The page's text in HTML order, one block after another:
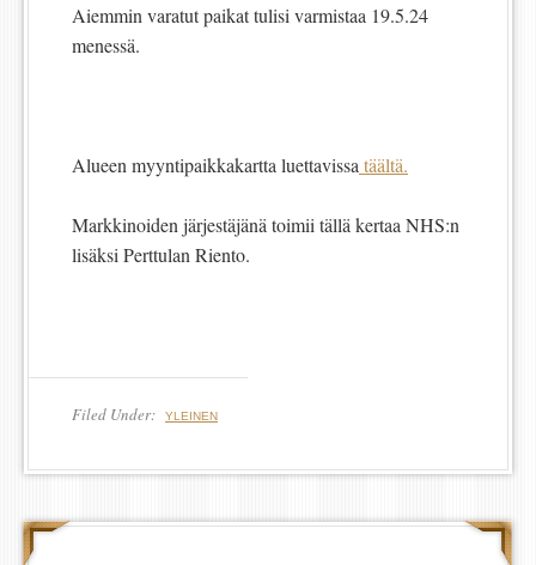
Aiemmin varatut paikat tulisi varmistaa 19.5.24
menessä.
Alueen myyntipaikkakartta luettavissa täältä.
Markkinoiden järjestäjänä toimii tällä kertaa NHS:n
lisäksi Perttulan Riento.
Filed Under: YLEINEN